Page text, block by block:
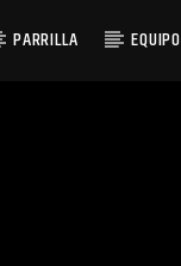
PARRILLA EQUIPO